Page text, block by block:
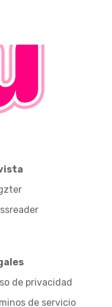
de privacidad
de servicio